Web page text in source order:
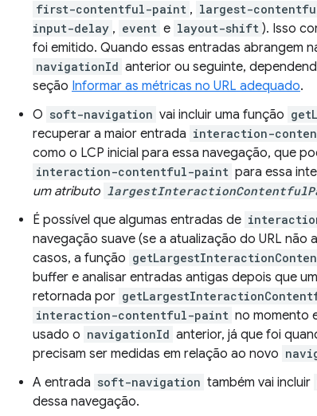
first-contentful-paint , largest-
input-delay , event e layout-shift ). Isso
foi emitido. Quando essas entradas abrangem
navigationId anterior ou seguinte,
seção Informar as métricas no URL adequado.
O soft-navigation vai incluir uma função
recuperar a maior entrada interaction-
como o LCP inicial para essa navegação, que
interaction-contentful-paint para essa
um atributo
É possível que algumas entradas de
navegação suave (se a atualização do URL
casos, a função
buffer e analisar entradas antigas depois que
retornada por
interaction-contentful-paint no momento
usado o navigationId anterior, já que foi
precisam ser medidas em relação ao novo
A entrada soft-navigation também vai incluir
dessa navegação.